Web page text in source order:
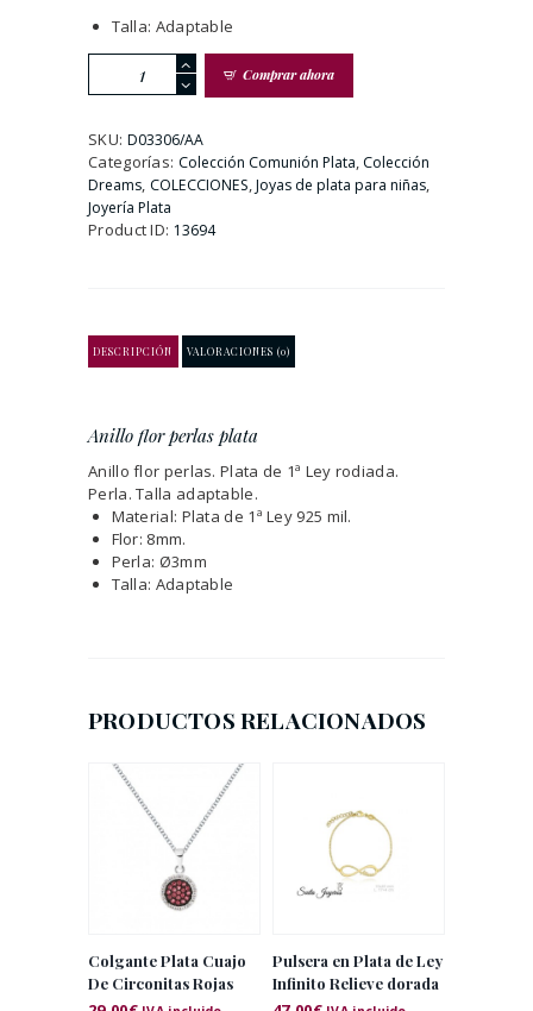
Talla: Adaptable
plata
cantidad
Comprar ahora
SKU: D03306/AA
Categorías: Colección Comunión Plata Colección
Dreams COLECCIONES ,Joyas de plata para niñas
Joyería Plata
Product ID: 13694
DESCRIPCIÓN VALORACIONES (0)
Anillo flor perlas plata
Anillo flor perlas. Plata de 1ª Ley rodiada.
Perla. Talla adaptable.
Material: Plata de 1ª Ley 925 mil.
Flor: 8mm.
Perla: Ø3mm
Talla: Adaptable
PRODUCTOS RELACIONADOS
Colgante Plata Cuajo
De Circonitas Rojas
Pulsera en Plata de Ley
Infinito Relieve dorada